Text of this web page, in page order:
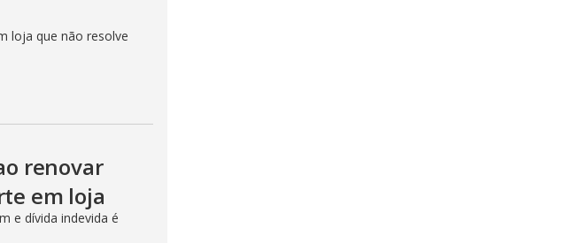
loja que não resolve
renovar
em loja
e dívida indevida é